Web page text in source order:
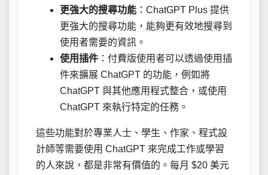
更強大的搜尋功能 ：ChatGPT Plus 提供
更強大的搜尋功能，能夠更有效地搜尋到
使用者需要的資訊。
使用插件 ：付費版使用者可以透過使用插
件來擴展 ChatGPT 的功能，例如將
ChatGPT 與其他應用程式整合，或使用
ChatGPT 來執行特定的任務。
這些功能對於專業人士、學生、作家、程式設
計師等需要使用 ChatGPT 來完成工作或學習
的人來說，都是非常有價值的。每月 $20 美元